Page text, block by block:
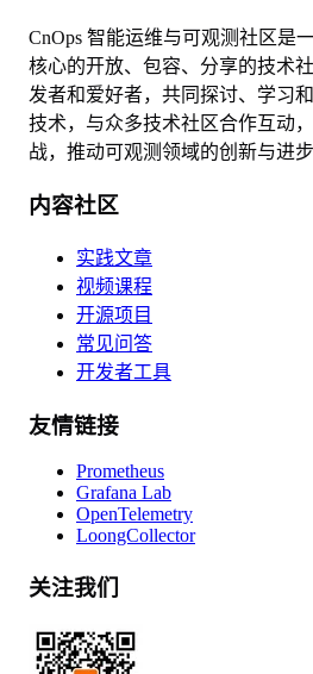
CnOps 智能运维与可观测社区是
核心的开放、包容、分享的技术
发者和爱好者，共同探讨、学习
技术，与众多技术社区合作互动
战，推动可观测领域的创新与进步
内容社区
实践文章
视频课程
开源项目
常见问答
开发者工具
友情链接
Prometheus
Grafana Lab
OpenTelemetry
LoongCollector
关注我们